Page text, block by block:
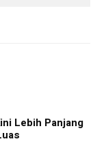
Lebih Panjang